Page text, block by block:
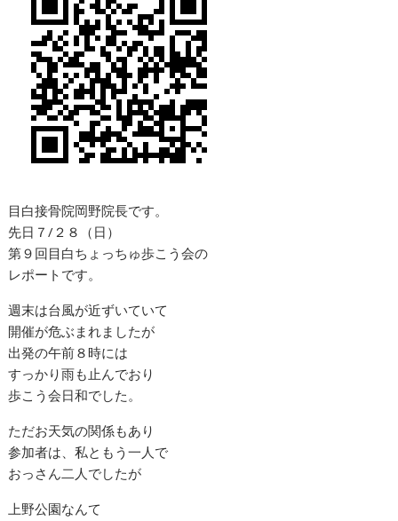
目白接骨院岡野院長です。
先日７/２８（日）
第９回目白ちょっちゅ歩こう会の
レポートです。
週末は台風が近ずいていて
開催が危ぶまれましたが
出発の午前８時には
すっかり雨も止んでおり
歩こう会日和でした。
ただお天気の関係もあり
参加者は、私ともう一人で
おっさん二人でしたが
上野公園なんて